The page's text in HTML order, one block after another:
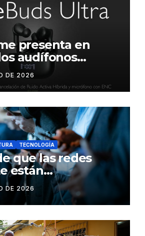
presenta en
audífonos
con sonido
y control táctil
DE 2026
TECNOLOGÍA
que las redes
están
DE 2026